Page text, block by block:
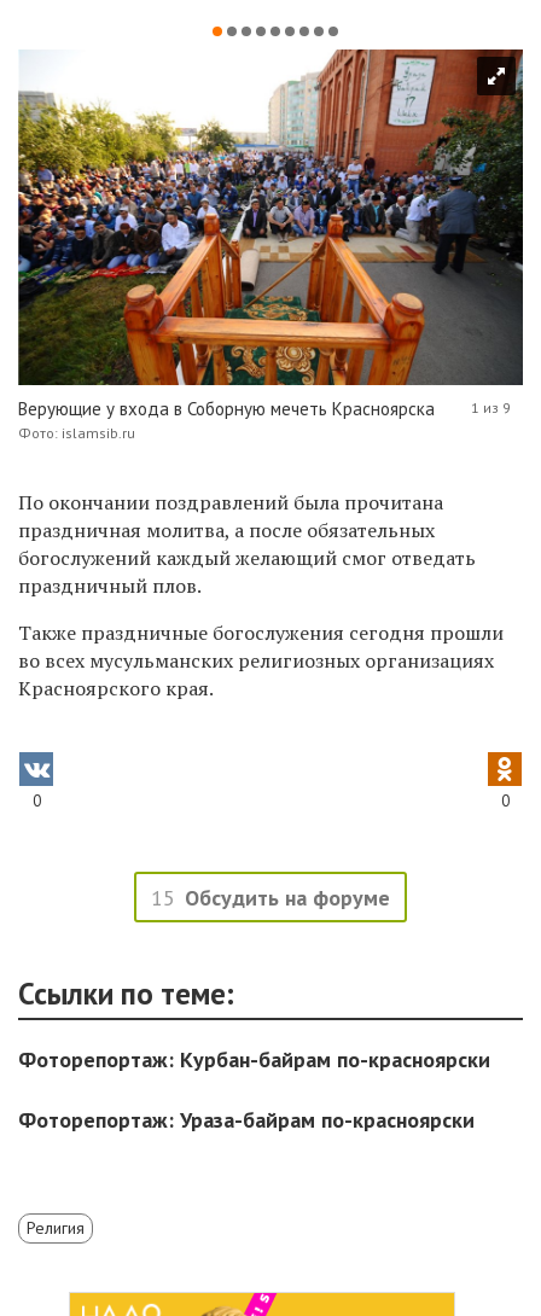
Верующие у входа в Соборную мечеть Красноярска
Фото: islamsib.ru
1 из 9
По окончании поздравлений была прочитана
праздничная молитва, а после обязательных
богослужений каждый желающий смог отведать
праздничный плов.
Также праздничные богослужения сегодня прошли
во всех мусульманских религиозных организациях
Красноярского края.
0 0
15 Обсудить на форуме
Ссылки по теме:
Фоторепортаж: Курбан-байрам по-красноярски
Фоторепортаж: Ураза-байрам по-красноярски
Религия